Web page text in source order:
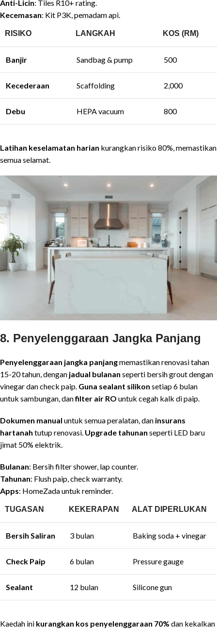
Anti-Licin: Tiles R10+ rating.
Kecemasan: Kit P3K, pemadam api.
RISIKO LANGKAH KOS (RM)
Banjir Sandbag & pump 500
Kecederaan Scaffolding 2,000
Debu HEPA vacuum 800
Latihan keselamatan harian kurangkan risiko 80%, memastikan
semua selamat.
8. Penyelenggaraan Jangka Panjang
Penyelenggaraan jangka panjangmemastikan renovasi tahan
15-20 tahun, dengan jadual bulanan seperti bersih grout dengan
vinegar dan check paip. Guna sealant silikon setiap 6 bulan
untuk sambungan, danfilter air RO untuk cegah kalk di paip.
Dokumen manual untuk semua peralatan, dan insurans
hartanah tutup renovasi. Upgrade tahunan seperti LED baru
jimat 50% elektrik.
Bulanan: Bersih filter shower, lap counter.
Tahunan: Flush paip, check warranty.
Apps: HomeZada untuk reminder.
TUGASAN KEKERAPAN ALAT DIPERLUKAN
Bersih Saliran 3 bulan Baking soda + vinegar
Check Paip 6 bulan Pressure gauge
Sealant 12 bulan Silicone gun
Kaedah ini kurangkan kos penyelenggaraan 70% dan kekalkan